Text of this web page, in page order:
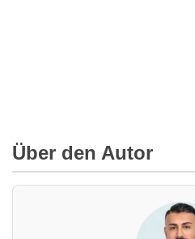
Über den Autor